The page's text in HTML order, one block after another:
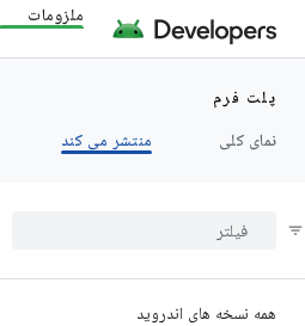
ملزومات
پلت فرم
نمای کلی
منتشر می کند
همه نسخه های اندروید